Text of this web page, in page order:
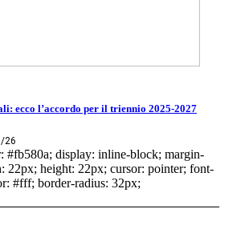
ecco l’accordo per il triennio 2025-2027
26
#fb580a; display: inline-block; margin-
22px; height: 22px; cursor: pointer; font-
#fff; border-radius: 32px;